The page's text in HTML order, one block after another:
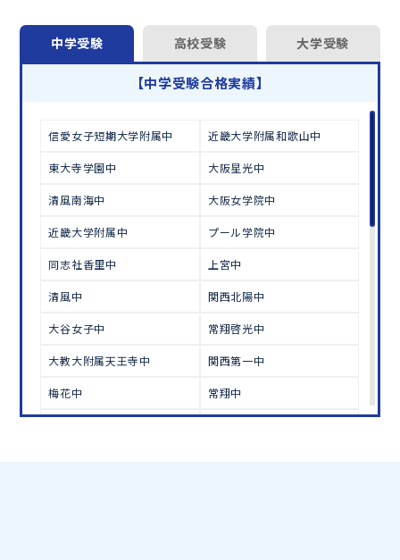
オンラインでの学習面談も承っております。
学習相談のお申し込みはこちら
中学受験 高校受験 大学受験
【中学受験合格実績】
信愛女子短期大学附属中 近畿大学附属和歌山中
東大寺学園中 大阪星光中
清風南海中 大阪女学院中
近畿大学附属中 プール学院中
同志社香里中 上宮中
清風中 関西北陽中
大谷女子中 常翔啓光中
大教大附属天王寺中 関西第一中
梅花中 常翔中